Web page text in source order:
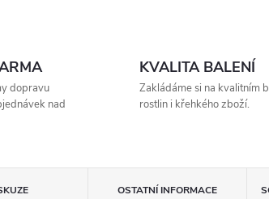
dopravu
nad
KVALITA BALENÍ
Zakládáme si na kvalitním
rostlin i křehkého zboží.
OSTATNÍ INFORMACE